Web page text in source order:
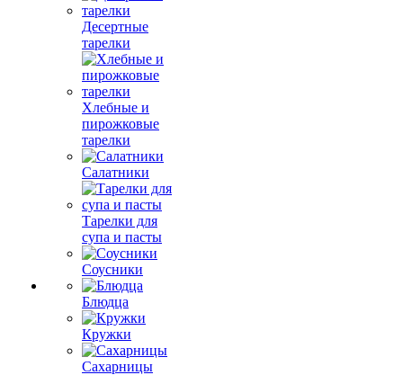
Десертные
тарелки
Хлебные и
пирожковые
тарелки
Салатники
Тарелки для
супа и пасты
Соусники
Блюдца
Кружки
Сахарницы